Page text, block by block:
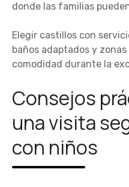
donde las familias
Elegir castillos con
baños adaptados y
comodidad durante la
Consejos
una visita
con niños